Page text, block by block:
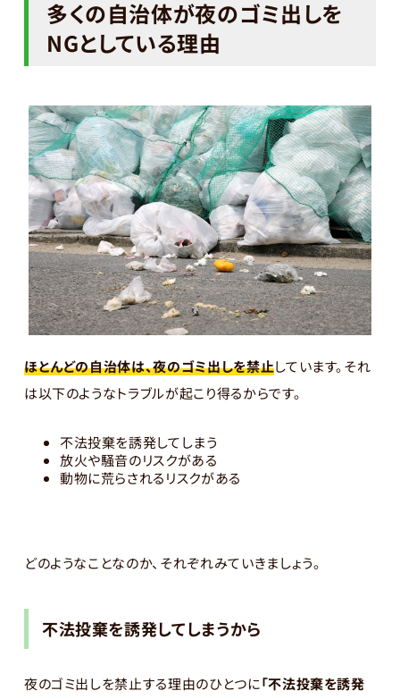
多くの自治体が夜のゴミ出しを
NGとしている理由
ほとんどの自治体は、夜のゴミ出しを禁止しています。それ
は以下のようなトラブルが起こり得るからです。
不法投棄を誘発してしまう
放火や騒音のリスクがある
動物に荒らされるリスクがある
どのようなことなのか、それぞれみていきましょう。
不法投棄を誘発してしまうから
夜のゴミ出しを禁止する理由のひとつに「不法投棄を誘発